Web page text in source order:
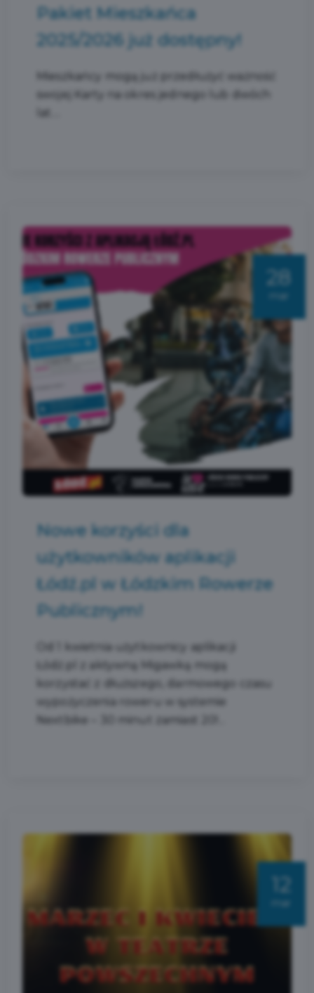
Pakiet Mieszkańca
2025/2026 już dostępny!
Mieszkańcy mogą już przedłużyć ważność
swojej Karty na okres jednego lub dwóch
lat....
28
mar
Nowe korzyści dla
użytkowników aplikacji
Łódź.pl w Łódzkim Rowerze
Publicznym!
Od 1 kwietnia użytkownicy aplikacji
Łódź.pl z aktywną Migawką mogą
korzystać z dłuższego, darmowego czasu
wypożyczenia roweru w systemie
Nextbike – 30 minut zamiast 20!...
12
mar